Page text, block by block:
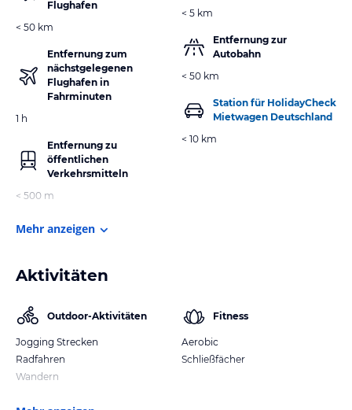
Flughafen
< 50 km
Entfernung zum
nächstgelegenen
Flughafen in
Fahrminuten
1 h
Entfernung zu
öffentlichen
Verkehrsmitteln
< 500 m
< 5 km
Entfernung zur
Autobahn
< 50 km
Station für HolidayCheck
Mietwagen Deutschland
< 10 km
Mehr anzeigen
Aktivitäten
Outdoor-Aktivitäten
Jogging Strecken
Radfahren
Wandern
Fitness
Aerobic
Schließfächer